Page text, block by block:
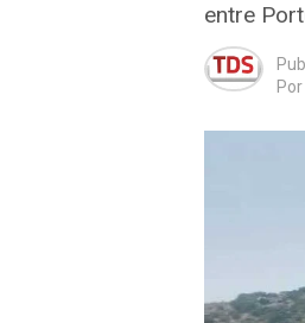
entre
Por